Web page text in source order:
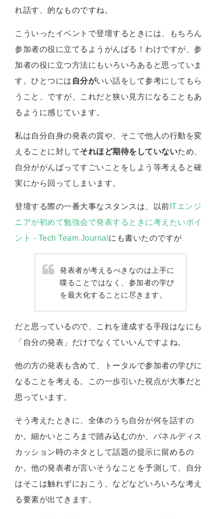
れ話す、的なものですね。
こういったイベントで登壇するときには、もちろん
参加者の役に立てるようがんばる！わけですが、参
加者の役に立つ方法にもいろいろあると思っていま
す。ひとつには 自分がいい話をして参考にしてもら
うこと、ですが、これだと狭い見方になることもあ
るように感じています。
私は自分自身の発表の質や、そこで他人の行動を変
えることに対してそれほど期待をしていないため、
自分ががんばってすごいことをしよう等考えると確
実にから回ってしまいます。
登壇する際の一番大事なスタンスは、以前 ITエンジ
ニアが初めて勉強会で発表するときに考えたいポイ
ント - Tech Team Journal にも書いたのですが
発表者が考えるべきなのは上手に
喋ることではなく、参加者の学び
を最大化することに尽きます。
だと思っているので、これを達成する手段はなにも
「自分の発表」だけでなくていいんですよね。
他の方の発表も含めて、トータルで参加者の学びに
なることを考える。この一歩引いた視点が大事だと
思っています。
そう考えたときに、全体のうち自分が何を話すの
か。細かいところまで踏み込むのか、パネルディス
カッション時のネタとして話題の提示に留めるの
か。他の発表者が言いそうなことを予測して、自分
はそこは触れずにおこう、などなどいろいろな考え
る要素が出てきます。